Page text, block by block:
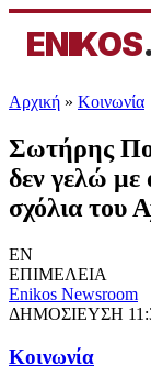
ENIKOS.
Αρχική » Κοινωνία
Σωτήρης
δεν γελώ
σχόλια του
EN
ΕΠΙΜΕΛΕΙΑ
Enikos Newsroom
ΔΗΜΟΣΙΕΥΣΗ
Κοινωνία